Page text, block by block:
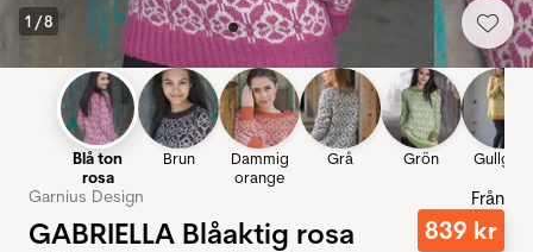
1 /8
Blå ton
rosa
Brun
Dammig
orange
Grå Grön Gullguld
Garnius Design
GABRIELLA Blåaktig rosa
Från
839 kr